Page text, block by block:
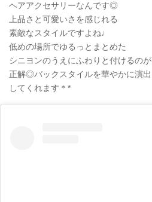
ヘアアクセサリーなんです◎
上品さと可愛いさを感じれる
素敵なスタイルですよね♩
低めの場所でゆるっとまとめた
シニヨンのうえにふわりと付けるのが
正解◎バックスタイルを華やかに演出
してくれます＊*